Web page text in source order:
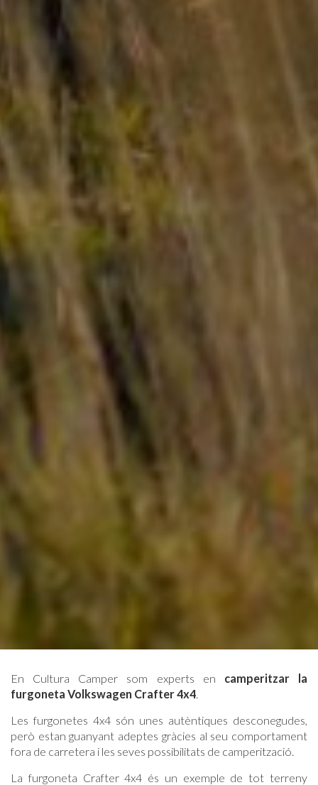
En Cultura Camper som experts en camperitzar la
furgoneta Volkswagen Crafter 4x4
Les furgonetes 4x4 són unes autèntiques desconegudes,
però estan guanyant adeptes gràcies al seu comportament
fora de carretera i les seves possibilitats de camperització.
La furgoneta Crafter 4x4 és un exemple de tot terreny